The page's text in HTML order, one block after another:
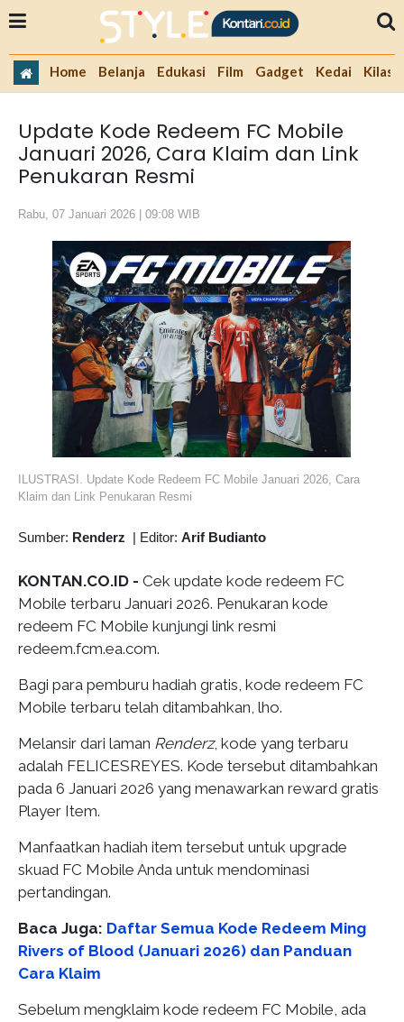
Home Belanja Edukasi Film Gadget Kedai Kilas
Update Kode Redeem FC Mobile
Januari 2026, Cara Klaim dan Link
Penukaran Resmi
Rabu, 07 Januari 2026 | 09:08 WIB
ILUSTRASI. Update Kode Redeem FC Mobile Januari 2026, Cara
Klaim dan Link Penukaran Resmi
Sumber: Renderz | Editor: Arif Budianto
KONTAN.CO.ID - Cek update kode redeem FC
Mobile terbaru Januari 2026. Penukaran kode
redeem FC Mobile kunjungi link resmi
redeem.fcm.ea.com.
Bagi para pemburu hadiah gratis, kode redeem FC
Mobile terbaru telah ditambahkan, lho.
Melansir dari laman Renderz, kode yang terbaru
adalah FELICESREYES. Kode tersebut ditambahkan
pada 6 Januari 2026 yang menawarkan reward gratis
Player Item.
Manfaatkan hadiah item tersebut untuk upgrade
skuad FC Mobile Anda untuk mendominasi
pertandingan.
Baca Juga: Daftar Semua Kode Redeem Ming
Rivers of Blood (Januari 2026) dan Panduan
Cara Klaim
Sebelum mengklaim kode redeem FC Mobile, ada